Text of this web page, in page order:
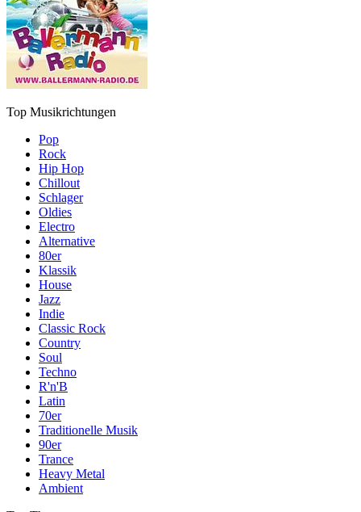
Top Musikrichtungen
Pop
Rock
Hip Hop
Chillout
Schlager
Oldies
Electro
Alternative
80er
Klassik
House
Jazz
Indie
Classic Rock
Country
Soul
Techno
R'n'B
Latin
70er
Traditionelle Musik
90er
Trance
Heavy Metal
Ambient